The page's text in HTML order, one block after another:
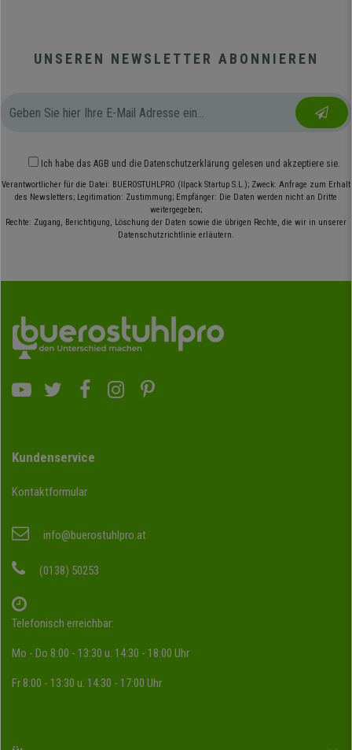
UNSEREN NEWSLETTER ABONNIEREN
Ich habe das AGB und die Datenschutzerklärung gelesen und akzeptiere sie.
Verantwortlicher für die Datei: BUEROSTUHLPRO (Ilpack Startup S.L.); Zweck: Anfrage zum Erhalt
des Newsletters; Legitimation: Zustimmung; Empfänger: Die Daten werden nicht an Dritte
weitergegeben;
Rechte: Zugang, Berichtigung, Löschung der Daten sowie die übrigen Rechte, die wir in unserer
Datenschutzrichtlinie erläutern.
Kundenservice
Kontaktformular
info@buerostuhlpro.at
(0138) 50253
Telefonisch erreichbar:
Mo - Do 8:00 - 13:30 u. 14:30 - 18:00 Uhr
Fr 8:00 - 13:30 u. 14:30 - 17:00 Uhr